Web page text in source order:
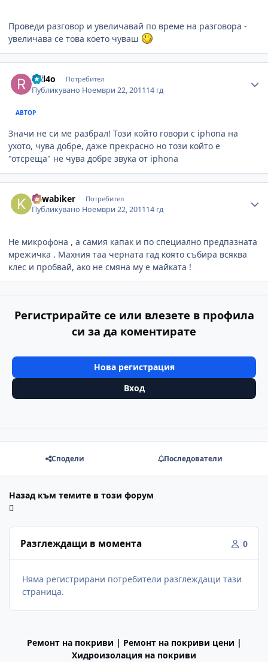
Проведи разговор и увеличавай по време на разговора -
увеличава се това което чуваш
ruil4o Потребител
Публикувано Ноември 22, 201114 гд
АВТОР
Значи не си ме разбрал! Този който говори с iphona на
ухото, чува добре, даже прекрасно но този който е
"отсреща" не чува добре звука от iphona
kawabiker Потребител
Публикувано Ноември 22, 201114 гд
Не микрофона , а самия капак и по специално предпазната
мрежичка . Махния таа черната гад която събира всяква
клес и пробвай, ако не смяна му е майката !
Регистрирайте се или влезете в профила
си за да коментирате
Нова регистрация
Вход
Сподели Последователи
Назад към темите в този форум
Разглеждащи в момента 0
Няма регистрирани потребители разглеждащи тази
страница.
Ремонт на покриви | Ремонт на покриви цени |
Хидроизолация на покриви